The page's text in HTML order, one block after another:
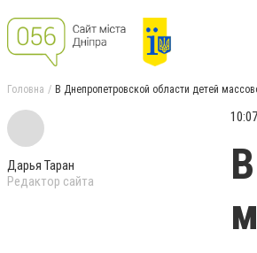
Головна В Днепропетровской области детей
Дарья Таран
Редактор сайта